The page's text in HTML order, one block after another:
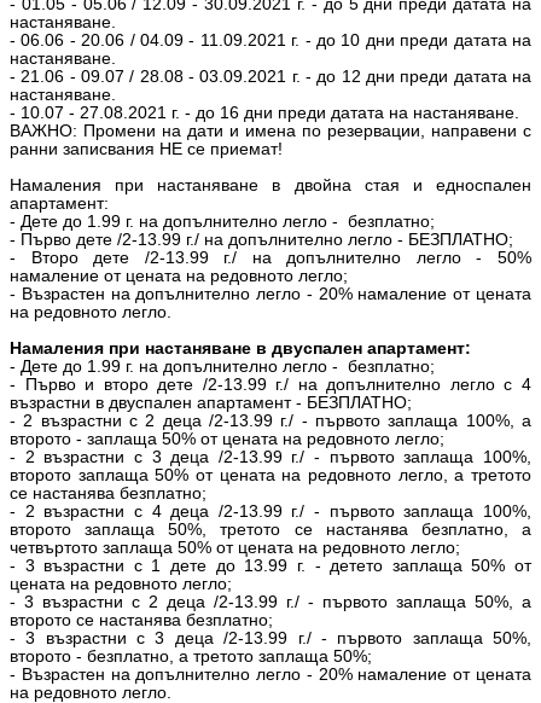
- 01.05 - 05.06 / 12.09 - 30.09.2021 г. - до 5 дни преди датата на
настаняване.
- 06.06 - 20.06 / 04.09 - 11.09.2021 г. - до 10 дни преди датата на
настаняване.
- 21.06 - 09.07 / 28.08 - 03.09.2021 г. - до 12 дни преди датата на
настаняване.
- 10.07 - 27.08.2021 г. - до 16 дни преди датата на настаняване.
ВАЖНО: Промени на дати и имена по резервации, направени с
ранни записвания НЕ се приемат!
Намаления при настаняване в двойна стая и едноспален
апартамент:
- Дете до 1.99 г. на допълнително легло - безплатно;
- Първо дете /2-13.99 г./ на допълнително легло - БЕЗПЛАТНО;
- Второ дете /2-13.99 г./ на допълнително легло - 50%
намаление от цената на редовното легло;
- Възрастен на допълнително легло - 20% намаление от цената
на редовното легло.
Намаления при настаняване в двуспален апартамент:
- Дете до 1.99 г. на допълнително легло - безплатно;
- Първо и второ дете /2-13.99 г./ на допълнително легло с 4
възрастни в двуспален апартамент - БЕЗПЛАТНО;
- 2 възрастни с 2 деца /2-13.99 г./ - първото заплаща 100%, а
второто - заплаща 50% от цената на редовното легло;
- 2 възрастни с 3 деца /2-13.99 г./ - първото заплаща 100%,
второто заплаща 50% от цената на редовното легло, а третото
се настанява безплатно;
- 2 възрастни с 4 деца /2-13.99 г./ - първото заплаща 100%,
второто заплаща 50%, третото се настанява безплатно, а
четвъртото заплаща 50% от цената на редовното легло;
- 3 възрастни с 1 дете до 13.99 г. - детето заплаща 50% от
цената на редовното легло;
- 3 възрастни с 2 деца /2-13.99 г./ - първото заплаща 50%, а
второто се настанява безплатно;
- 3 възрастни с 3 деца /2-13.99 г./ - първото заплаща 50%,
второто - безплатно, а третото заплаща 50%;
- Възрастен на допълнително легло - 20% намаление от цената
на редовното легло.